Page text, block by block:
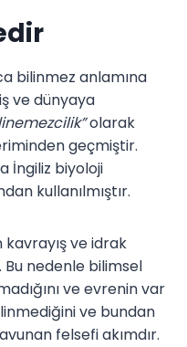
bilinmez anlamına
ve dünyaya
olarak
geçmiştir.
İngiliz biyoloji
kullanılmıştır.
kavrayış ve idrak
Bu nedenle bilimsel
ve evrenin var
ve bundan
felsefi akımdır.